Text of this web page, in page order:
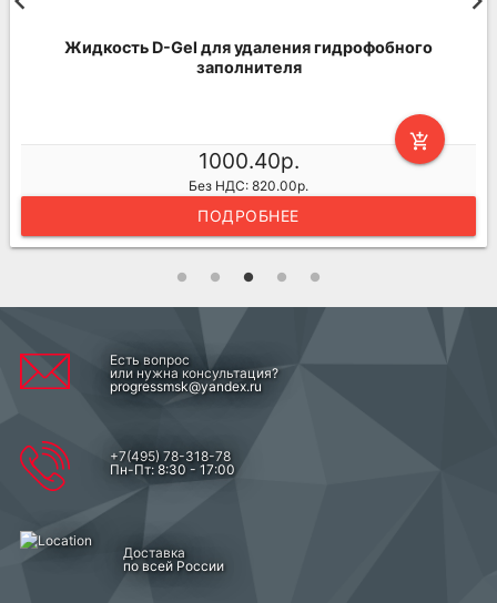
Жидкость D-Gel для удаления гидрофобного
заполнителя
add_shopping_cart
1000.40р.
Без НДС: 820.00р.
ПОДРОБНЕЕ
Есть вопрос
или нужна консультация?
progressmsk@yandex.ru
+7(495) 78-318-78
Пн-Пт: 8:30 - 17:00
Доставка
по всей России